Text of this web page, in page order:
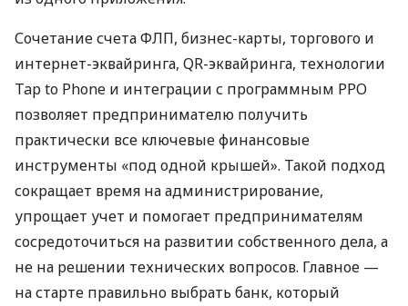
Сочетание счета ФЛП, бизнес-карты, торгового и
интернет-эквайринга, QR-эквайринга, технологии
Tap to Phone и интеграции с программным РРО
позволяет предпринимателю получить
практически все ключевые финансовые
инструменты «под одной крышей». Такой подход
сокращает время на администрирование,
упрощает учет и помогает предпринимателям
сосредоточиться на развитии собственного дела, а
не на решении технических вопросов. Главное —
на старте правильно выбрать банк, который